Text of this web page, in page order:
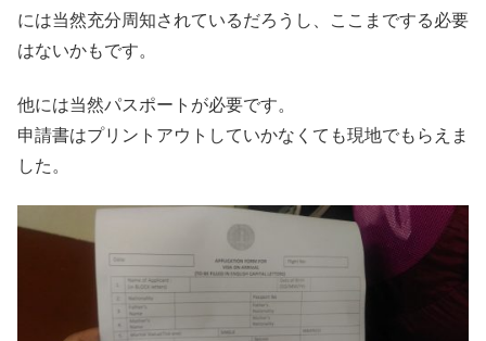
には当然充分周知されているだろうし、ここまでする必要
はないかもです。
他には当然パスポートが必要です。
申請書はプリントアウトしていかなくても現地でもらえま
した。